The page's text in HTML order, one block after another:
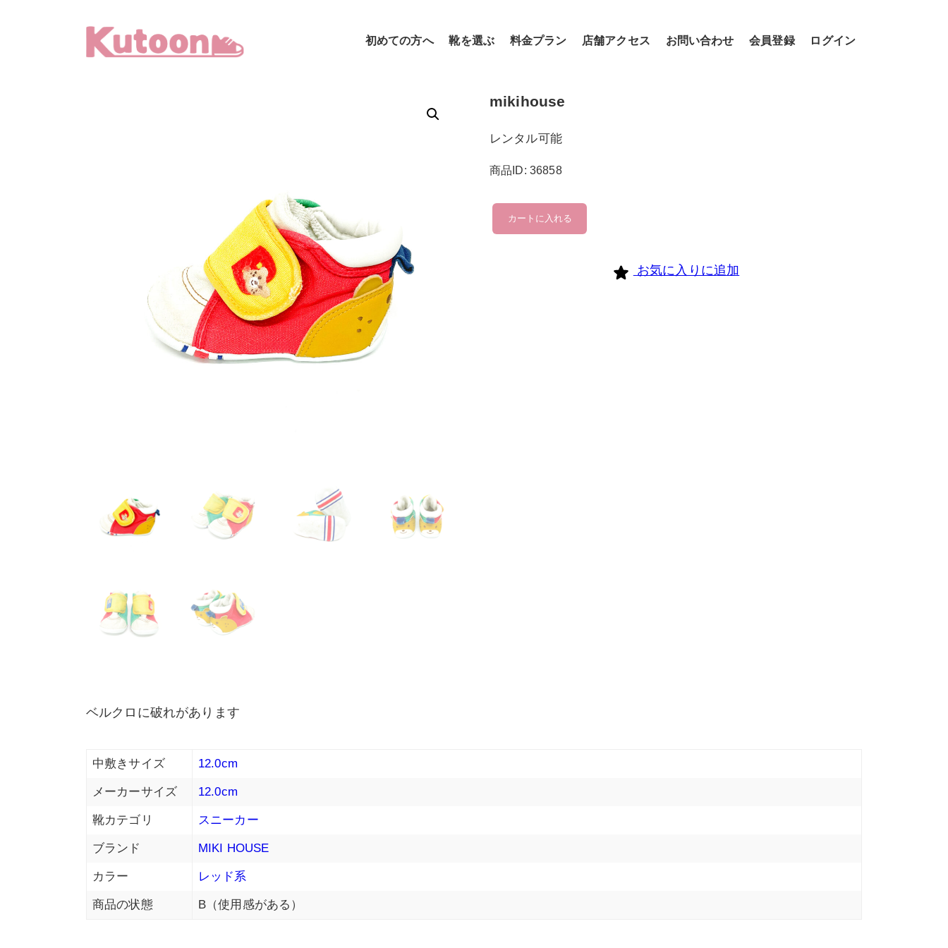
初めての方へ 靴を選ぶ 料金プラン 店舗アクセス お問い合わせ 会員登録 ログイン
mikihouse
レンタル可能
商品ID: 36858
mikihouse
個
カートに入れる
お気に入りに追加
ベルクロに破れがあります
中敷きサイズ 12.0cm
メーカーサイズ 12.0cm
靴カテゴリ スニーカー
ブランド MIKI HOUSE
カラー レッド系
商品の状態 B（使用感がある）